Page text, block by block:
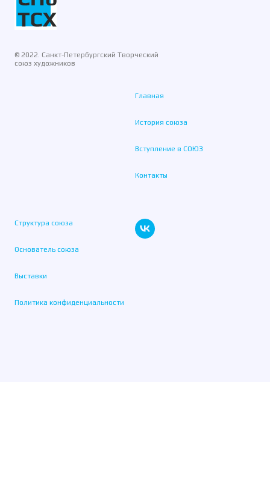
© 2022. Санкт-Петербургский Творческий
союз художников
Главная
История союза
Вступление в СОЮЗ
Контакты
Структура союза
Основатель союза
Выставки
Политика конфиденциальности